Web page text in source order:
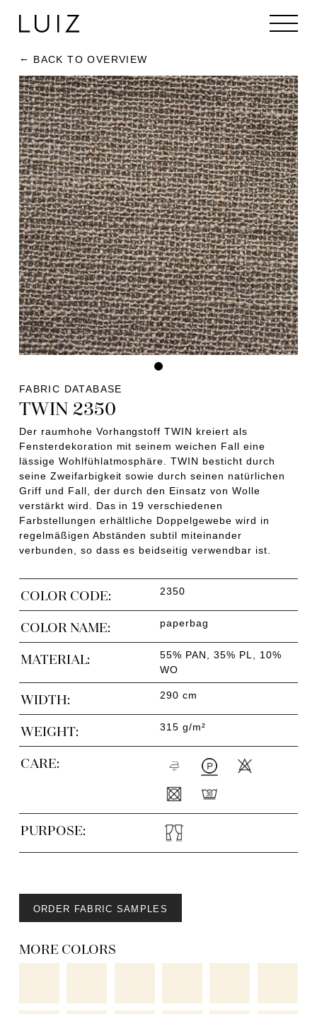
BACK TO OVERVIEW
FABRIC DATABASE
TWIN 2350
Der raumhohe Vorhangstoff TWIN kreiert als
Fensterdekoration mit seinem weichen Fall eine
lässige Wohlfühlatmosphäre. TWIN besticht durch
seine Zweifarbigkeit sowie durch seinen natürlichen
Griff und Fall, der durch den Einsatz von Wolle
verstärkt wird. Das in 19 verschiedenen
Farbstellungen erhältliche Doppelgewebe wird in
regelmäßigen Abständen subtil miteinander
verbunden, so dass es beidseitig verwendbar ist.
COLOR CODE: 2350
COLOR NAME: paperbag
MATERIAL:
55% PAN, 35% PL, 10%
WO
WIDTH: 290 cm
WEIGHT: 315 g/m²
CARE:
PURPOSE:
ORDER FABRIC SAMPLES
MORE COLORS